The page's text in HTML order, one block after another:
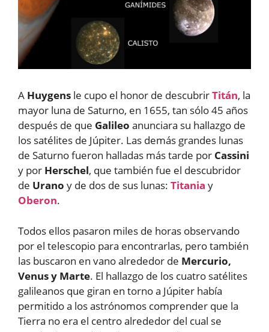
A Huygens le cupo el honor de descubrirTitán, la
mayor luna de Saturno, en 1655, tan sólo 45 años
después de que Galileo anunciara su hallazgo de
los satélites de Júpiter. Las demás grandes lunas
de Saturno fueron halladas más tarde por Cassini
y por Herschel, que también fue el descubridor
de Urano y de dos de sus lunas: Titania y
Oberon.
Todos ellos pasaron miles de horas observando
por el telescopio para encontrarlas, pero también
las buscaron en vano alrededor de Mercurio,
Venus y Marte. El hallazgo de los cuatro satélites
galileanos que giran en torno a Júpiter había
permitido a los astrónomos comprender que la
Tierra no era el centro alrededor del cual se